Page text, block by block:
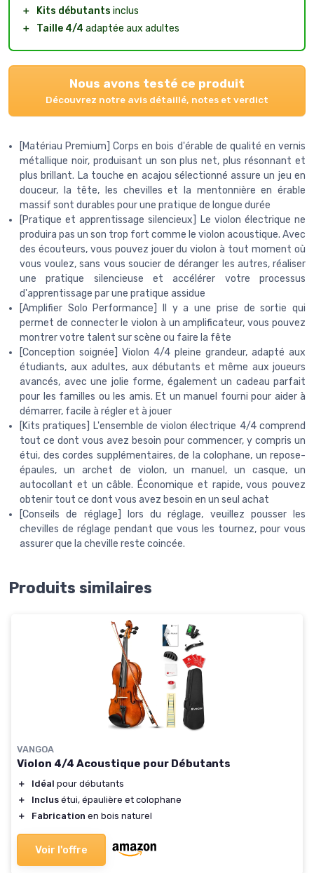
＋
Kits débutants inclus
＋
Taille 4/4 adaptée aux adultes
Nous avons testé ce produit
Découvrez notre avis détaillé, notes et verdict
[Matériau Premium] Corps en bois d'érable de qualité en vernis
métallique noir, produisant un son plus net, plus résonnant et
plus brillant. La touche en acajou sélectionné assure un jeu en
douceur, la tête, les chevilles et la mentonnière en érable
massif sont durables pour une pratique de longue durée
[Pratique et apprentissage silencieux] Le violon électrique ne
produira pas un son trop fort comme le violon acoustique. Avec
des écouteurs, vous pouvez jouer du violon à tout moment où
vous voulez, sans vous soucier de déranger les autres, réaliser
une pratique silencieuse et accélérer votre processus
d'apprentissage par une pratique assidue
[Amplifier Solo Performance] Il y a une prise de sortie qui
permet de connecter le violon à un amplificateur, vous pouvez
montrer votre talent sur scène ou faire la fête
[Conception soignée] Violon 4/4 pleine grandeur, adapté aux
étudiants, aux adultes, aux débutants et même aux joueurs
avancés, avec une jolie forme, également un cadeau parfait
pour les familles ou les amis. Et un manuel fourni pour aider à
démarrer, facile à régler et à jouer
[Kits pratiques] L'ensemble de violon électrique 4/4 comprend
tout ce dont vous avez besoin pour commencer, y compris un
étui, des cordes supplémentaires, de la colophane, un repose-
épaules, un archet de violon, un manuel, un casque, un
autocollant et un câble. Économique et rapide, vous pouvez
obtenir tout ce dont vous avez besoin en un seul achat
[Conseils de réglage] lors du réglage, veuillez pousser les
chevilles de réglage pendant que vous les tournez, pour vous
assurer que la cheville reste coincée.
Produits similaires
VANGOA
Violon 4/4 Acoustique pour Débutants
＋ Idéal pour débutants
＋
Inclus étui, épaulière et colophane
＋
Fabrication en bois naturel
Voir l'offre